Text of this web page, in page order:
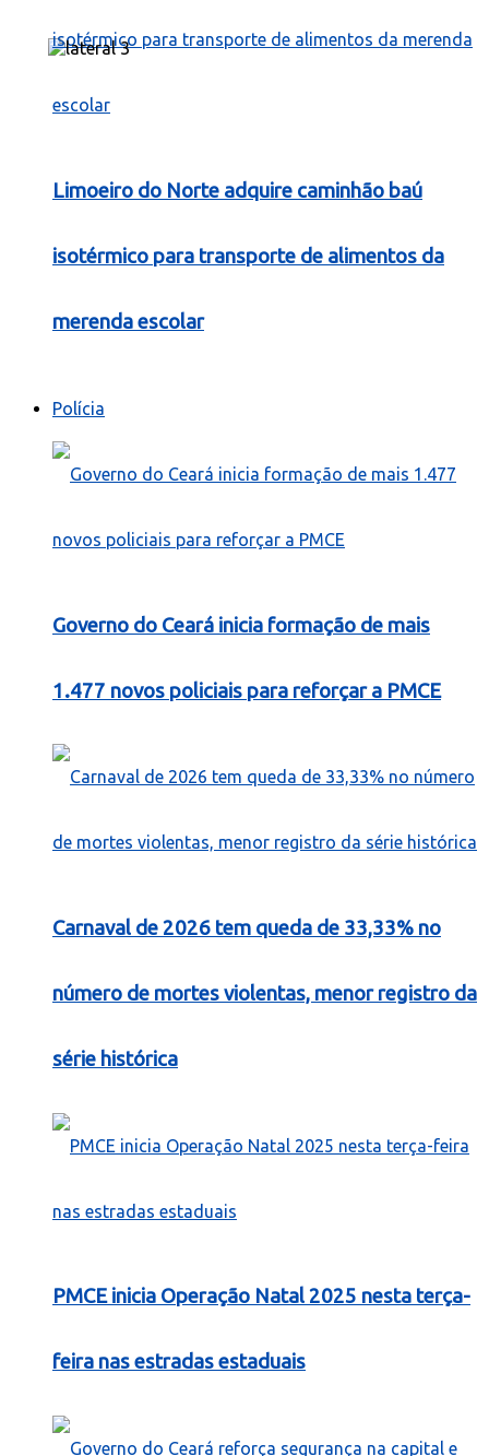
Limoeiro do Norte adquire caminhão baú
isotérmico para transporte de alimentos da
merenda escolar
Polícia
Governo do Ceará inicia formação de mais
1.477 novos policiais para reforçar a PMCE
Carnaval de 2026 tem queda de 33,33% no
número de mortes violentas, menor registro da
série histórica
PMCE inicia Operação Natal 2025 nesta terça-
feira nas estradas estaduais